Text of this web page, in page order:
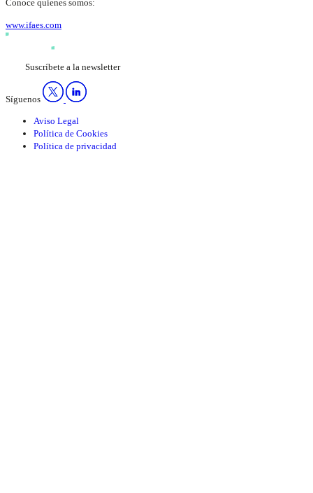
Conoce quienes somos:
www.ifaes.com
Suscríbete a la newsletter
Síguenos
Aviso Legal
Política de Cookies
Política de privacidad